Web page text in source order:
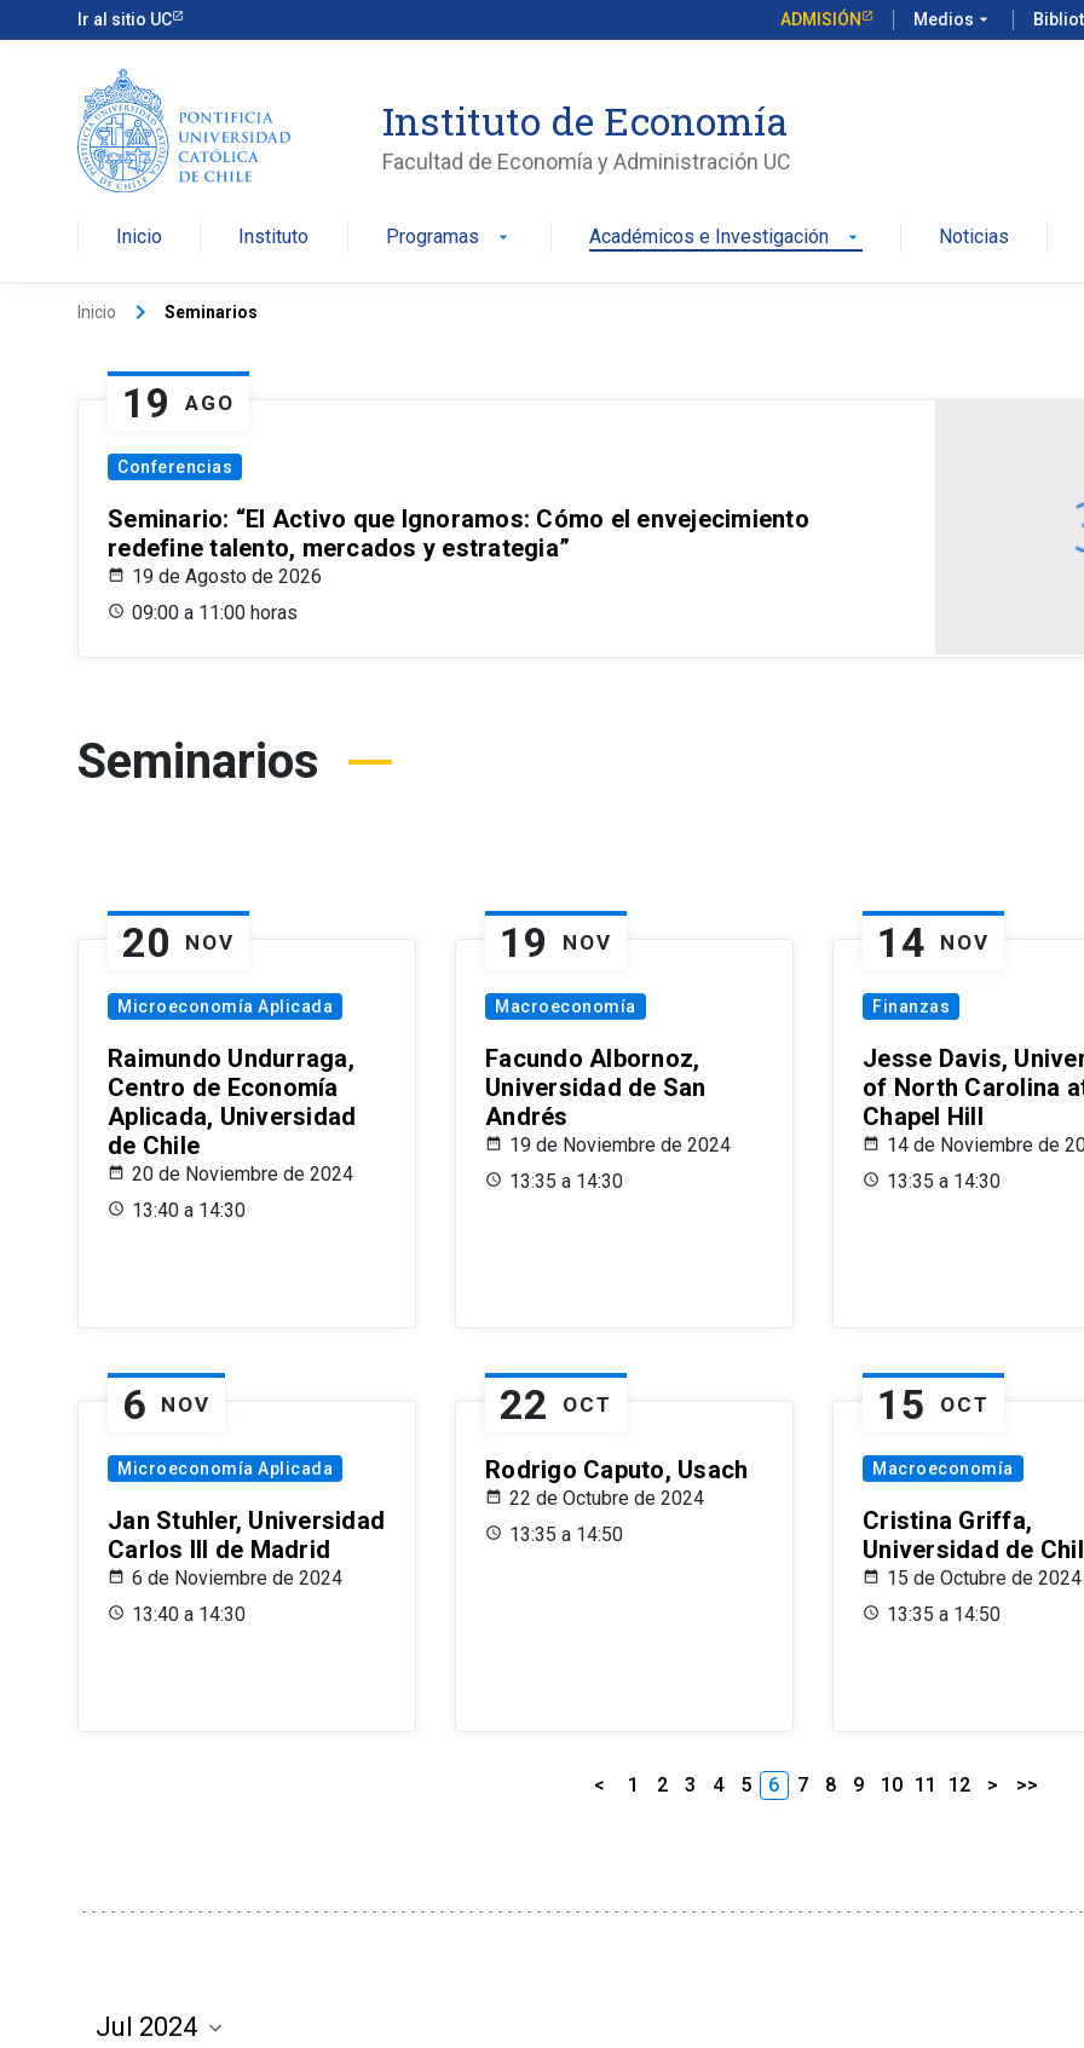
Ir al sitio UC ADMISIÓN Medios arrow_drop_down
Instituto de Economía
Facultad de Economía y Administración UC
Inicio Instituto Programas arrow_drop_down Académicos e Investigación arrow_drop_down Noticias
Inicio keyboard_arrow_right Seminarios
19 AGO
Conferencias
Seminario: “El Activo que Ignoramos: Cómo el envejecimiento
redefine talento, mercados y estrategia”
19 de Agosto de 2026
09:00 a 11:00 horas
Seminarios
20 NOV
Microeconomía Aplicada
Raimundo Undurraga,
Centro de Economía
Aplicada, Universidad
de Chile
20 de Noviembre de 2024
13:40 a 14:30
19 NOV
Macroeconomía
Facundo Albornoz,
Universidad de San
Andrés
19 de Noviembre de 2024
13:35 a 14:30
14 NOV
Finanzas
Jesse Davis,
of North Carolina
Chapel Hill
14 de Noviembre de
13:35 a 14:30
6 NOV
Microeconomía Aplicada
Jan Stuhler, Universidad
Carlos III de Madrid
6 de Noviembre de 2024
13:40 a 14:30
22 OCT
Rodrigo Caputo, Usach
22 de Octubre de 2024
13:35 a 14:50
15 OCT
Macroeconomía
Cristina Griffa,
Universidad de
15 de Octubre de 2024
13:35 a 14:50
< 1 2 3 4 5 6 7 8 9 10 11 12 > >>